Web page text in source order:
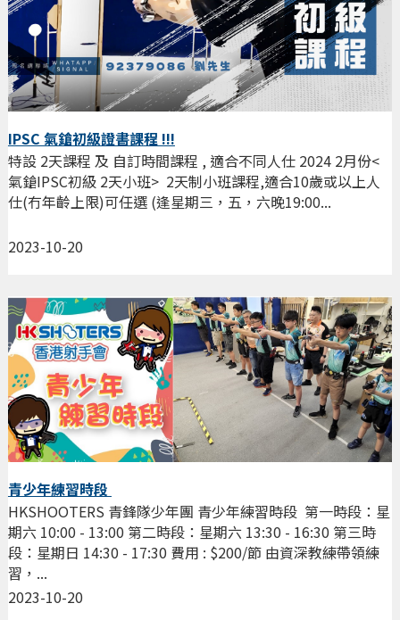
IPSC 氣鎗初級證書課程 !!!
2023-10-20
特設 2天課程 及 自訂時間課程 , 適合不同人仕 2024 2月份<
氣鎗IPSC初級 2天小班> 2天制小班課程,適合10歲或以上人
仕(冇年齡上限)可任選 (逢星期三，五，六晚19:00...
青少年練習時段
2023-10-20
HKSHOOTERS 青鋒隊少年團 青少年練習時段 第一時段：星
期六 10:00 - 13:00 第二時段：星期六 13:30 - 16:30 第三時
段：星期日 14:30 - 17:30 費用 : $200/節 由資深教練帶領練
習，...